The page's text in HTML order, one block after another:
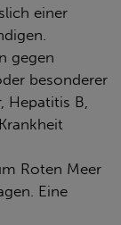
einer
gegen
besonderer
Hepatitis B,
Roten Meer
Eine